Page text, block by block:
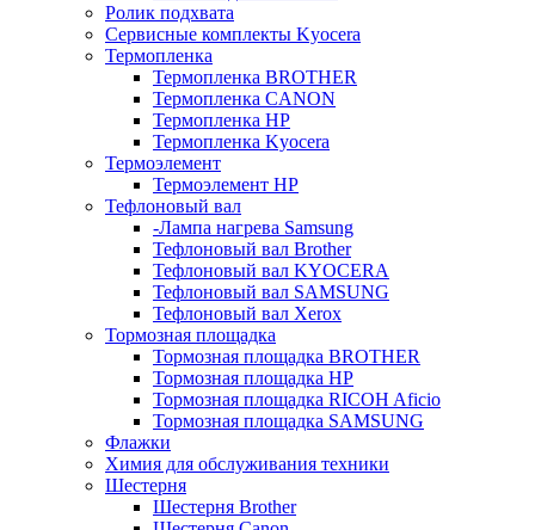
Ролик подхвата
Сервисные комплекты Kyocera
Термопленка
Термопленка BROTHER
Термопленка CANON
Термопленка HP
Термопленка Kyocera
Термоэлемент
Термоэлемент НР
Тефлоновый вал
-Лампа нагрева Samsung
Тефлоновый вал Brother
Тефлоновый вал KYOCERA
Тефлоновый вал SAMSUNG
Тефлоновый вал Xerox
Тормозная площадка
Тормозная площадка BROTHER
Тормозная площадка HP
Тормозная площадка RICOH Aficio
Тормозная площадка SAMSUNG
Флажки
Химия для обслуживания техники
Шестерня
Шестерня Brother